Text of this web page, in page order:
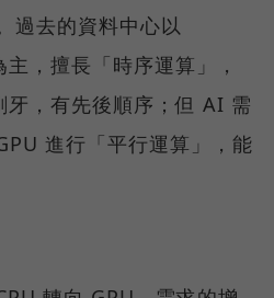
過去的資料中心以
，擅長「時序運算」，
牙，有先後順序；但 AI 需
進行「平行運算」，能